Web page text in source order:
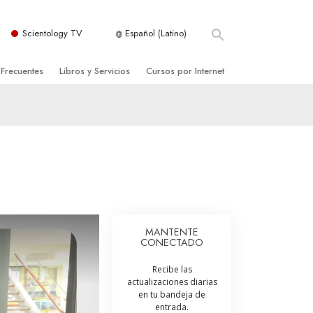
Scientology TV Español (Latino)
Libros y Servicios
Iniciales
Cursos por Internet
Ayudas para Enfermedades y Lesiones
La Integridad y la Honestidad
El Matrimonio
La Escala Tonal Emocional
MANTENTE
CONECTADO
Recibe las
actualizaciones diarias
en tu bandeja de
entrada.